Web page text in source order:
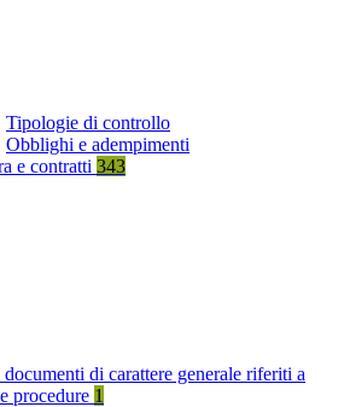
Tipologie di controllo
Obblighi e adempimenti
e contratti 343
di carattere generale riferiti a
procedure 1